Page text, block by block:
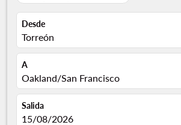
Desde
Torreón
A
Oakland/San Francisco
Salida
fc-booking-departure-date-aria-label
15/08/2026